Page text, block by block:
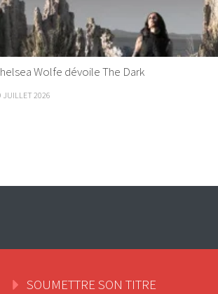
Wolfe dévoile The Dark
JUILLET 2026
SOUMETTRE SON TITRE